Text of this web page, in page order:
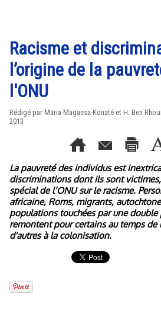
Racisme et
l’origine de la
l'ONU
Rédigé par Maria Magassa-Konaté et H. Ben
2013
La pauvreté des individus est
discriminations dont ils sont
spécial de l’ONU sur le racisme.
africaine, Roms, migrants,
populations touchées par une
remontent pour certains au temps de
d'autres à la colonisation.